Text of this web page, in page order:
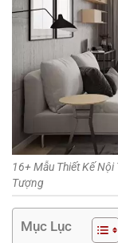
16+ Mẫu Thiết Kế
Tượng
Mục Lục